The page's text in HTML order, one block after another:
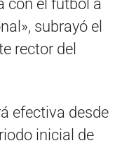
con el fútbol a
subrayó el
rector del
efectiva desde
inicial de